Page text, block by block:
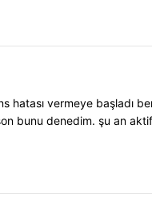
hatası vermeye başladı
bunu denedim. şu an